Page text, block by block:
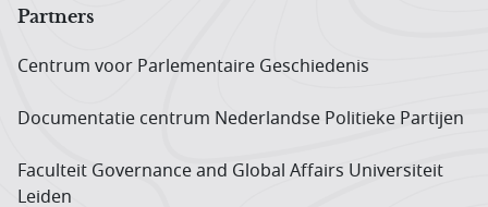
Partners
Centrum voor Parlementaire Geschiedenis
Documentatie centrum Neder­landse Politieke Partijen
Faculteit Governance and Global Affairs Universiteit
Leiden